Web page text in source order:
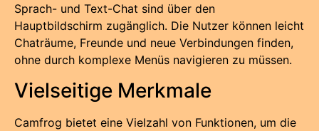
Sprach- und Text-Chat sind über den
Hauptbildschirm zugänglich. Die Nutzer können leicht
Chaträume, Freunde und neue Verbindungen finden,
ohne durch komplexe Menüs navigieren zu müssen.
Vielseitige Merkmale
Camfrog bietet eine Vielzahl von Funktionen, um die